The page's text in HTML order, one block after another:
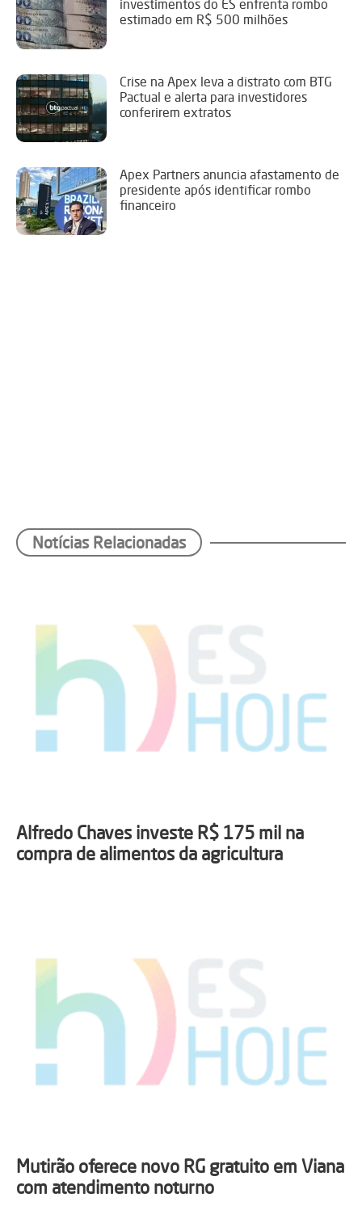
investimentos do ES enfrenta rombo
estimado em R$ 500 milhões
Crise na Apex leva a distrato com BTG
Pactual e alerta para investidores
conferirem extratos
Apex Partners anuncia afastamento de
presidente após identificar rombo
financeiro
Notícias Relacionadas
Alfredo Chaves investe R$ 175 mil na
compra de alimentos da agricultura
Mutirão oferece novo RG gratuito em Viana
com atendimento noturno